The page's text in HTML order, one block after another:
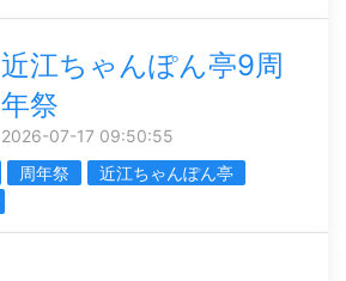
近江ちゃんぽん亭9周
年祭
2026-07-17 09:50:55
周年祭
近江ちゃんぽん亭